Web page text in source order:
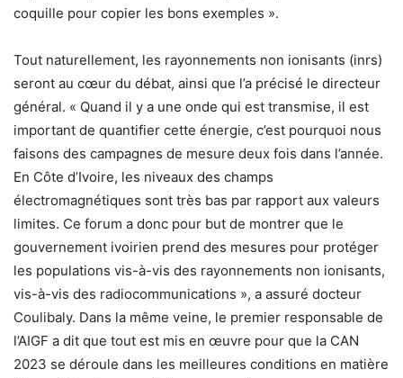
coquille pour copier les bons exemples ».
Tout naturellement, les rayonnements non ionisants (inrs)
seront au cœur du débat, ainsi que l’a précisé le directeur
général. « Quand il y a une onde qui est transmise, il est
important de quantifier cette énergie, c’est pourquoi nous
faisons des campagnes de mesure deux fois dans l’année.
En Côte d’Ivoire, les niveaux des champs
électromagnétiques sont très bas par rapport aux valeurs
limites. Ce forum a donc pour but de montrer que le
gouvernement ivoirien prend des mesures pour protéger
les populations vis-à-vis des rayonnements non ionisants,
vis-à-vis des radiocommunications », a assuré docteur
Coulibaly. Dans la même veine, le premier responsable de
l’AIGF a dit que tout est mis en œuvre pour que la CAN
2023 se déroule dans les meilleures conditions en matière